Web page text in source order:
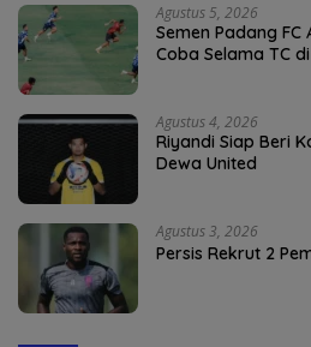
Agustus 5, 2026
Semen Padang
Coba Selama TC
Agustus 4, 2026
Riyandi Siap Beri
Dewa United
Agustus 3, 2026
Persis Rekrut 2